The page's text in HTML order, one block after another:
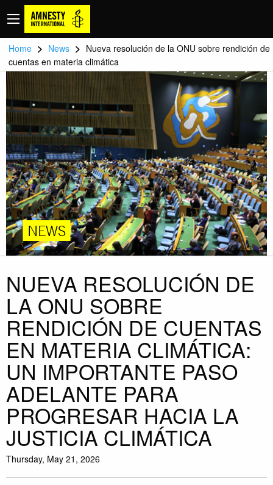
Home > News > Nueva resolución de la ONU sobre rendición de
cuentas en materia climática
NEWS
NUEVA RESOLUCIÓN DE
LA ONU SOBRE
RENDICIÓN DE CUENTAS
EN MATERIA CLIMÁTICA:
UN IMPORTANTE PASO
ADELANTE PARA
PROGRESAR HACIA LA
JUSTICIA CLIMÁTICA
Thursday, May 21, 2026